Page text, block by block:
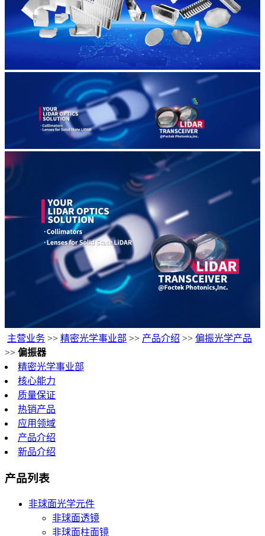
主营业务 >> 精密光学事业部 >> 产品介绍 >> 偏振光学产品
>> 偏振器
精密光学事业部
核心能力
质量保证
热销产品
应用领域
产品介绍
新品介绍
产品列表
非球面光学元件
非球面透镜
非球面柱面镜